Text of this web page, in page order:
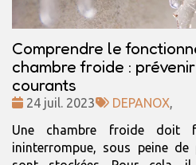
Comprendre le
chambre froide :
courants
Date
24 juil. 2023
Tags
DEPANOX,
Une chambre froide doit
ininterrompue, sous peine